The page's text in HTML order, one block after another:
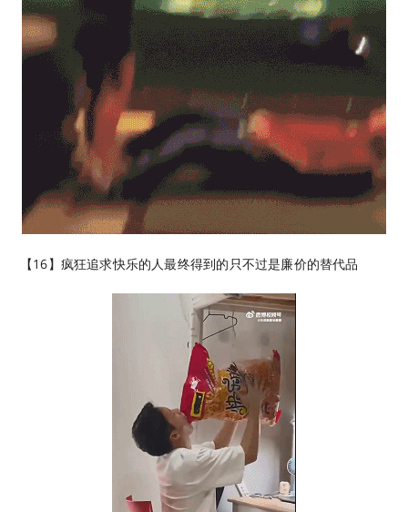
【16】疯狂追求快乐的人最终得到的只不过是廉价的替代品